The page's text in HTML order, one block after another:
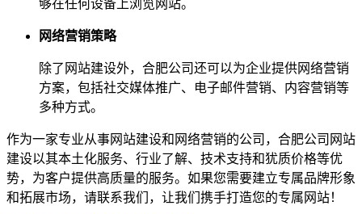
够在任何设备上浏览网站。
网络营销策略
除了网站建设外，合肥公司还可以为企业提供网络营销
方案，包括社交媒体推广、电子邮件营销、内容营销等
多种方式。
作为一家专业从事网站建设和网络营销的公司，合肥公司网站
建设以其本土化服务、行业了解、技术支持和犹质价格等优
势，为客户提供高质量的服务。如果您需要建立专属品牌形象
和拓展市场，请联系我们，让我们携手打造您的专属网站！